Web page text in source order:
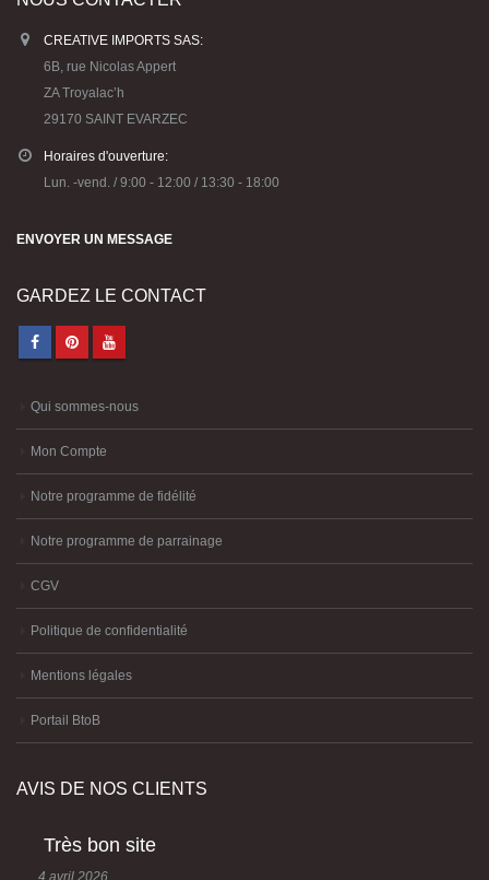
CREATIVE IMPORTS SAS:
6B, rue Nicolas Appert
ZA Troyalac’h
29170 SAINT EVARZEC
Horaires d'ouverture:
Lun. -vend. / 9:00 - 12:00 / 13:30 - 18:00
ENVOYER UN MESSAGE
GARDEZ LE CONTACT
Qui sommes-nous
Mon Compte
Notre programme de fidélité
Notre programme de parrainage
CGV
Politique de confidentialité
Mentions légales
Portail BtoB
AVIS DE NOS CLIENTS
Très bon site
4 avril 2026